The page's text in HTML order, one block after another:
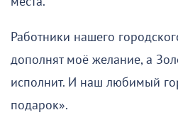
Работники нашего
дополнят моё желание, а
исполнит. И наш любимый
подарок».